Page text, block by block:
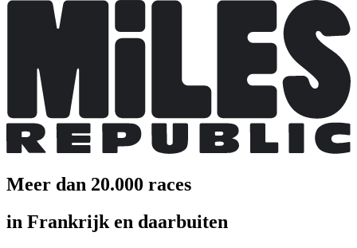
Meer dan 20.000 races
in Frankrijk en daarbuiten